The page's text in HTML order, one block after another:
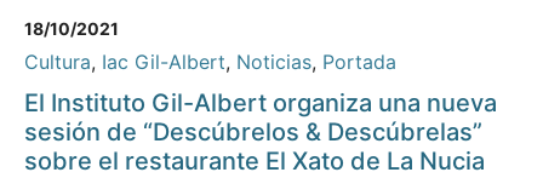
18/10/2021
Cultura, Iac Gil-Albert, Noticias, Portada
El Instituto Gil-Albert organiza una nueva
sesión de “Descúbrelos & Descúbrelas”
sobre el restaurante El Xato de La Nucia